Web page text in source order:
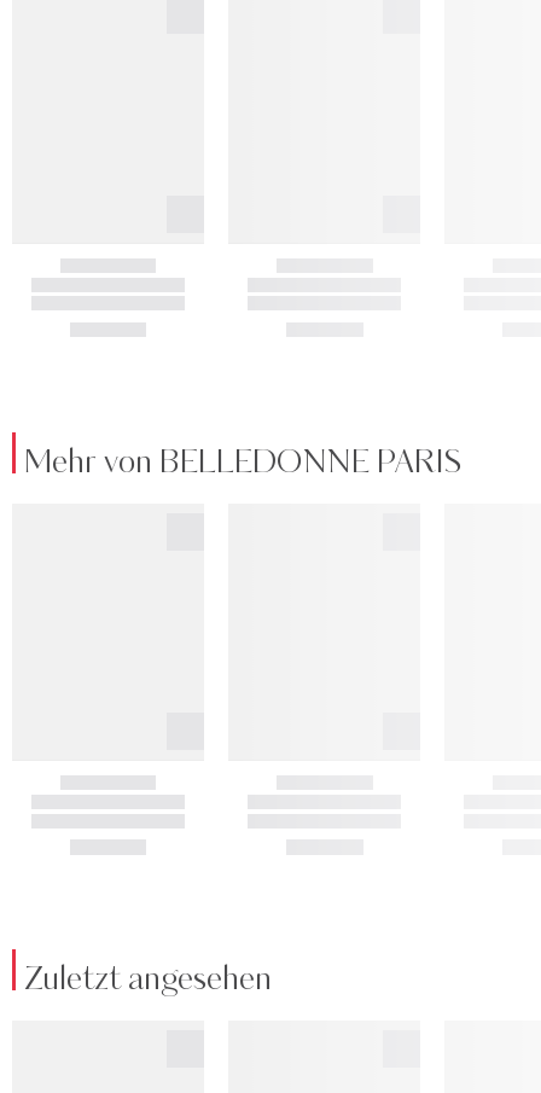
Mehr von BELLEDONNE PARIS
Zuletzt angesehen